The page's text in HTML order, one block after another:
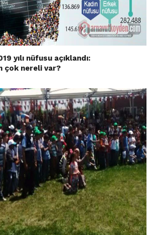
yılı nüfusu açıklandı:
çok nereli var?